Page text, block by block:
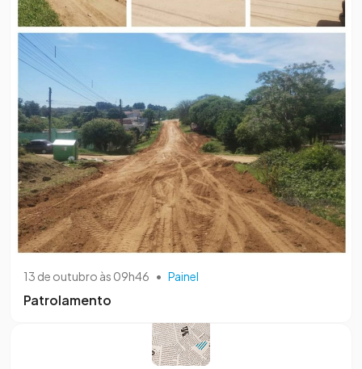
13 de outubro às 09h46 • Painel
Patrolamento